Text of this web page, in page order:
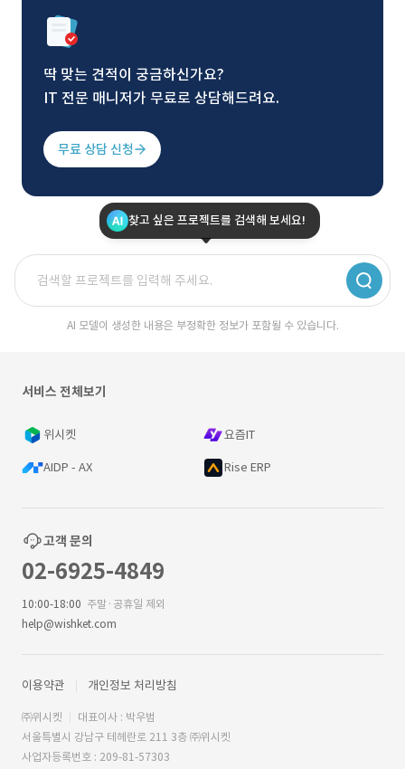
딱 맞는 견적이 궁금하신가요?
IT 전문 매니저가 무료로 상담해드려요.
무료 상담 신청
찾고 싶은 프로젝트를 검색해 보세요!
AI 모델이 생성한 내용은 부정확한 정보가 포함될 수 있습니다.
서비스 전체보기
위시켓 요즘IT
AIDP - AX Rise ERP
고객 문의
02-6925-4849
10:00-18:00 주말·공휴일 제외
help@wishket.com
이용약관 개인정보 처리방침
㈜위시켓
대표이사 : 박우범
서울특별시 강남구 테헤란로 211 3층 ㈜위시켓
사업자등록번호 : 209-81-57303